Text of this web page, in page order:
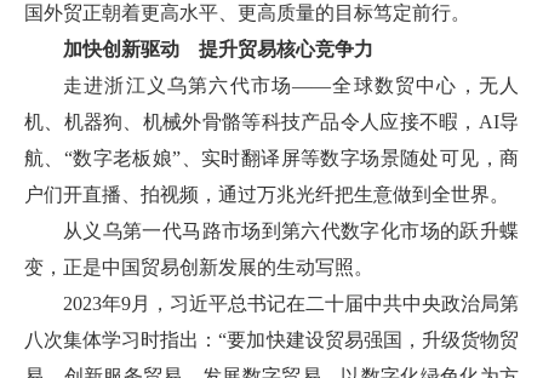
国外贸正朝着更高水平、更高质量的目标笃定前行。
加快创新驱动 提升贸易核心竞争力
走进浙江义乌第六代市场——全球数贸中心，无人
机、机器狗、机械外骨骼等科技产品令人应接不暇，AI导
航、“数字老板娘”、实时翻译屏等数字场景随处可见，商
户们开直播、拍视频，通过万兆光纤把生意做到全世界。
从义乌第一代马路市场到第六代数字化市场的跃升蝶
变，正是中国贸易创新发展的生动写照。
2023年9月，习近平总书记在二十届中共中央政治局第
八次集体学习时指出：“要加快建设贸易强国，升级货物贸